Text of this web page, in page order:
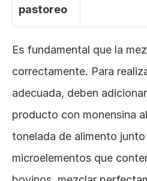
pastoreo
Es fundamental que la
correctamente. Para
adecuada, deben
producto con monensina
tonelada de alimento
microelementos que